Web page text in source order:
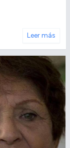
Leer más